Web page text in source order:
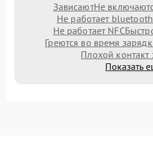
ЗависаютНе
Не работает bluetooth
Не работает NFC
Греются во время
Плохой контакт
Показать